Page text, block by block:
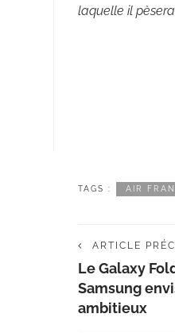
laquelle il
TAGS : AIR
ARTICLE
Le Galaxy
Samsung
ambitieux